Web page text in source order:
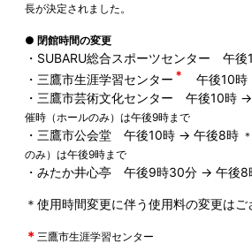
長が決定されました。
● 閉館時間の変更
・SUBARU総合スポーツセンター 午
・三鷹市生涯学習センター ＊
午後10時
・三鷹市芸術文化センター 午後10時
催時（ホールのみ）は午後9時まで
・三鷹市公会堂 午後10時 → 午後8時
のみ）は午後9時まで
・みたか井心亭 午後9時30分 → 午後8
＊使用時間変更に伴う使用料の変更はご
＊ 三鷹市生涯学習センター